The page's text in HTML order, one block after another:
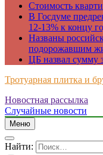
Стоимость
В Госдуме
12-13% к концу
Названы
подорожавшим
ЦБ назвал сумму
Тротуарная плитка и
Just another WordPress site
Новостная рассылка
Случайные новости
Меню
Найти: